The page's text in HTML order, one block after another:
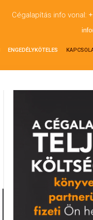
Cégalapítás info vonal:
ENGEDÉLYKÖTELES